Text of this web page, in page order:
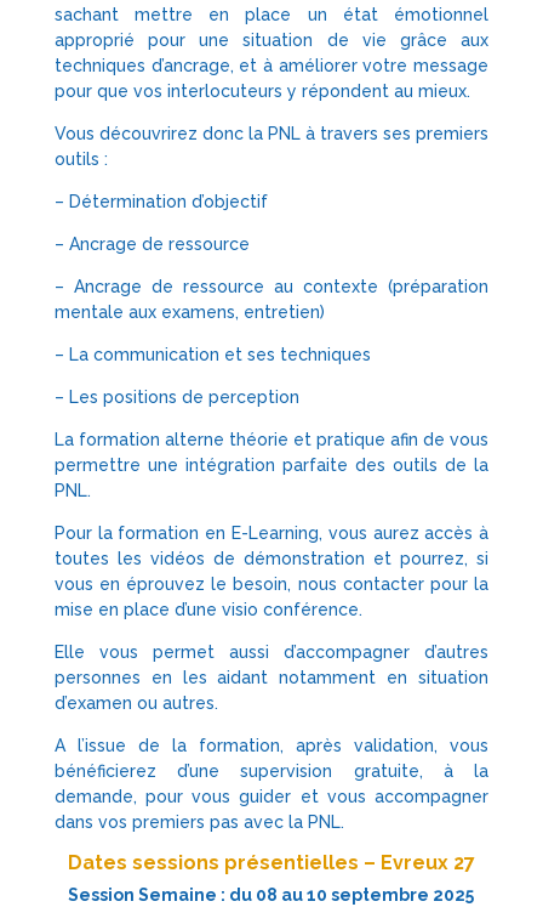
sachant mettre en place un état émotionnel
approprié pour une situation de vie grâce aux
techniques d’ancrage, et à améliorer votre message
pour que vos interlocuteurs y répondent au mieux.
Vous découvrirez donc la PNL à travers ses premiers
outils :
– Détermination d’objectif
– Ancrage de ressource
– Ancrage de ressource au contexte (préparation
mentale aux examens, entretien)
– La communication et ses techniques
– Les positions de perception
La formation alterne théorie et pratique afin de vous
permettre une intégration parfaite des outils de la
PNL.
Pour la formation en E-Learning, vous aurez accès à
toutes les vidéos de démonstration et pourrez, si
vous en éprouvez le besoin, nous contacter pour la
mise en place d’une visio conférence.
Elle vous permet aussi d’accompagner d’autres
personnes en les aidant notamment en situation
d’examen ou autres.
A l’issue de la formation, après validation, vous
bénéficierez d’une supervision gratuite, à la
demande, pour vous guider et vous accompagner
dans vos premiers pas avec la PNL.
Dates sessions présentielles – Evreux 27
Session Semaine : du 08 au 10 septembre 2025